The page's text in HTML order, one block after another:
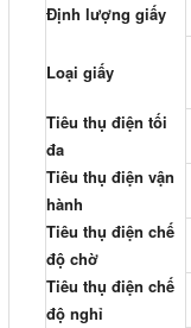
Định lượng giấy
Loại giấy
Tiêu thụ điện tối
đa
Tiêu thụ điện vận
hành
Tiêu thụ điện chế
độ chờ
Tiêu thụ điện chế
độ nghỉ